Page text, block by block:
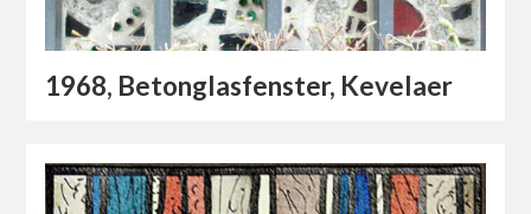
1968, Betonglasfenster, Kevelaer